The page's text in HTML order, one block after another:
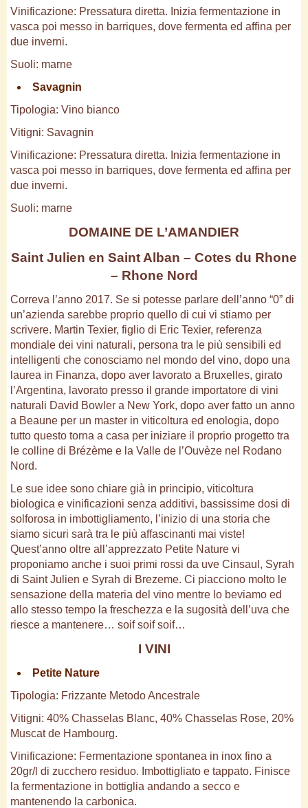
Vinificazione: Pressatura diretta. Inizia fermentazione in
vasca poi messo in barriques, dove fermenta ed affina per
due inverni.
Suoli: marne
Savagnin
Tipologia: Vino bianco
Vitigni: Savagnin
Vinificazione: Pressatura diretta. Inizia fermentazione in
vasca poi messo in barriques, dove fermenta ed affina per
due inverni.
Suoli: marne
DOMAINE DE L’AMANDIER
Saint Julien en Saint Alban – Cotes du Rhone
– Rhone Nord
Correva l’anno 2017. Se si potesse parlare dell’anno “0” di
un’azienda sarebbe proprio quello di cui vi stiamo per
scrivere. Martin Texier, figlio di Eric Texier, referenza
mondiale dei vini naturali, persona tra le più sensibili ed
intelligenti che conosciamo nel mondo del vino, dopo una
laurea in Finanza, dopo aver lavorato a Bruxelles, girato
l’Argentina, lavorato presso il grande importatore di vini
naturali David Bowler a New York, dopo aver fatto un anno
a Beaune per un master in viticoltura ed enologia, dopo
tutto questo torna a casa per iniziare il proprio progetto tra
le colline di Brézème e la Valle de l’Ouvèze nel Rodano
Nord.
Le sue idee sono chiare già in principio, viticoltura
biologica e vinificazioni senza additivi, bassissime dosi di
solforosa in imbottigliamento, l’inizio di una storia che
siamo sicuri sarà tra le più affascinanti mai viste!
Quest’anno oltre all’apprezzato Petite Nature vi
proponiamo anche i suoi primi rossi da uve Cinsaul, Syrah
di Saint Julien e Syrah di Brezeme. Ci piacciono molto le
sensazione della materia del vino mentre lo beviamo ed
allo stesso tempo la freschezza e la sugosità dell’uva che
riesce a mantenere… soif soif soif…
I VINI
Petite Nature
Tipologia: Frizzante Metodo Ancestrale
Vitigni: 40% Chasselas Blanc, 40% Chasselas Rose, 20%
Muscat de Hambourg.
Vinificazione: Fermentazione spontanea in inox fino a
20gr/l di zucchero residuo. Imbottigliato e tappato. Finisce
la fermentazione in bottiglia andando a secco e
mantenendo la carbonica.